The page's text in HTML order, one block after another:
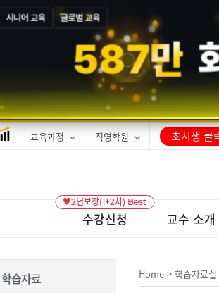
시니어 교육 글로벌 교육
587만
교육과정 직영학원 초시생 클
수강신청
♥2년보장(1+2차) Best
교수 소개
학습자료 Home > 학습자료실